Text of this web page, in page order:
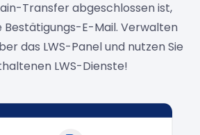
Transfer abgeschlossen ist,
Bestätigungs-E-Mail. Verwalten
das LWS-Panel und nutzen Sie
LWS-Dienste!